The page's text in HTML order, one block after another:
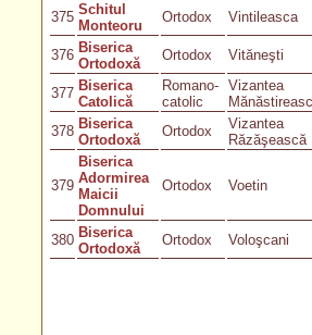
375 Schitul
Monteoru
Ortodox Vintileasca
376 Biserica
Ortodoxă
Ortodox Vităneşti
377 Biserica
Catolică
Romano-
catolic
Vizantea
378 Biserica
Ortodoxă
Ortodox
Vizantea
Răzăşească
379
Biserica
Adormirea
Maicii
Domnului
Ortodox Voetin
380 Biserica
Ortodoxă
Ortodox Voloşcani